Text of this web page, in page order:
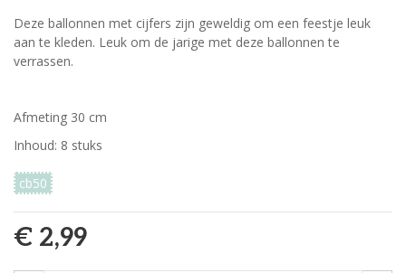
Deze ballonnen met cijfers zijn geweldig om een feestje leuk
aan te kleden. Leuk om de jarige met deze ballonnen te
verrassen.
Afmeting 30 cm
Inhoud: 8 stuks
cb50
€ 2,99